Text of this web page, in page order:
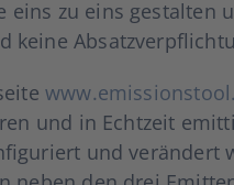
eins zu eins gestal­ten
kei­ne
und in Echt­zeit
und ver­än­dert